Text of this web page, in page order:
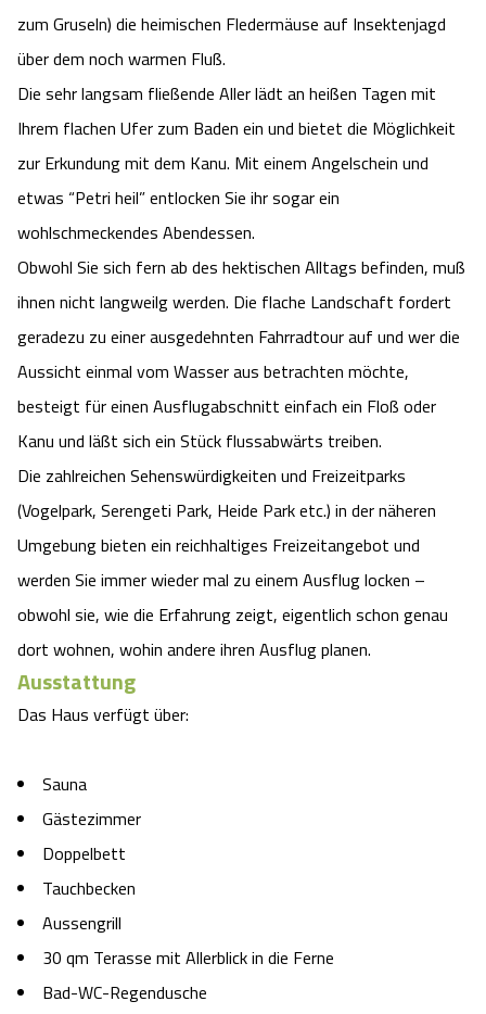
zum Gruseln) die heimischen Fledermäuse auf Insektenjagd
über dem noch warmen Fluß.
Die sehr langsam fließende Aller lädt an heißen Tagen mit
Ihrem flachen Ufer zum Baden ein und bietet die Möglichkeit
zur Erkundung mit dem Kanu. Mit einem Angelschein und
etwas “Petri heil” entlocken Sie ihr sogar ein
wohlschmeckendes Abendessen.
Obwohl Sie sich fern ab des hektischen Alltags befinden, muß
ihnen nicht langweilg werden. Die flache Landschaft fordert
geradezu zu einer ausgedehnten Fahrradtour auf und wer die
Aussicht einmal vom Wasser aus betrachten möchte,
besteigt für einen Ausflugabschnitt einfach ein Floß oder
Kanu und läßt sich ein Stück flussabwärts treiben.
Die zahlreichen Sehenswürdigkeiten und Freizeitparks
(Vogelpark, Serengeti Park, Heide Park etc.) in der näheren
Umgebung bieten ein reichhaltiges Freizeitangebot und
werden Sie immer wieder mal zu einem Ausflug locken –
obwohl sie, wie die Erfahrung zeigt, eigentlich schon genau
dort wohnen, wohin andere ihren Ausflug planen.
Ausstattung
Das Haus verfügt über:
Sauna
Gästezimmer
Doppelbett
Tauchbecken
Aussengrill
30 qm Terasse mit Allerblick in die Ferne
Bad-WC-Regendusche